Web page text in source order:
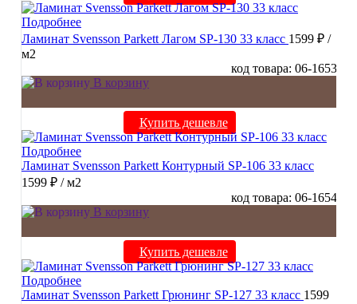
Подробнее
Ламинат Svensson Parkett Лагом SP-130 33 класс 1599 ₽ /
м2
код товара: 06-1653
В корзину
Купить дешевле
Подробнее
Ламинат Svensson Parkett Контурный SP-106 33 класс
1599 ₽ / м2
код товара: 06-1654
В корзину
Купить дешевле
Подробнее
Ламинат Svensson Parkett Грюнинг SP-127 33 класс 1599